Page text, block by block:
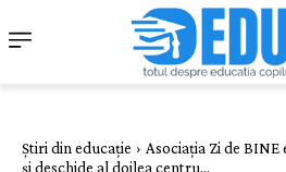
Știri din educație
Asociația Zi de BINE
și deschide al doilea centru...